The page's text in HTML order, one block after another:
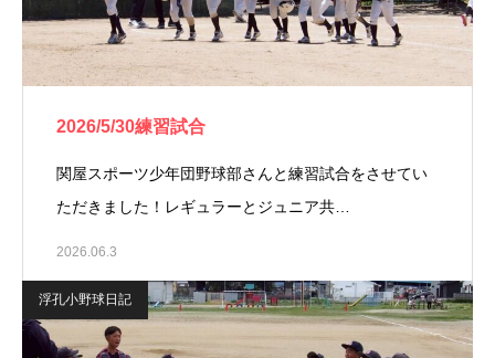
2026/5/30練習試合
関屋スポーツ少年団野球部さんと練習試合をさせてい
ただきました！レギュラーとジュニア共…
2026.06.3
浮孔小野球日記